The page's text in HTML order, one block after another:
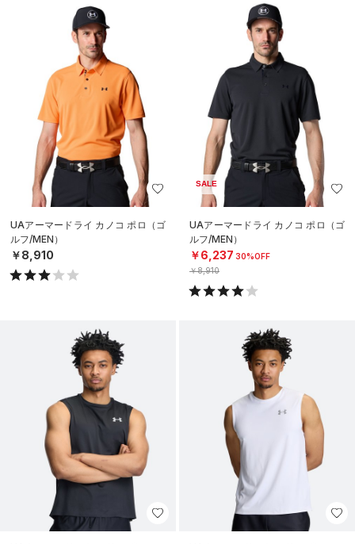
UAアーマードライ カノコ ポロ（ゴ
ルフ/MEN）
￥8,910
SALE
UAアーマードライ カノコ ポロ（ゴ
ルフ/MEN）
￥6,237 30%OFF
￥8,910